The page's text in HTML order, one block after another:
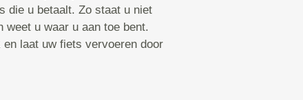
die u betaalt. Zo staat u niet
u waar u aan toe bent.
laat uw fiets vervoeren door